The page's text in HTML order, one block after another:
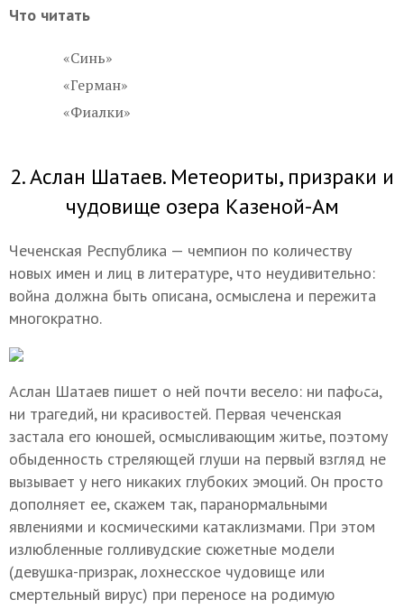
Что читать
«Синь»
«Герман»
«Фиалки»
2. Аслан Шатаев. Метеориты, призраки и
чудовище озера Казеной-Ам
Чеченская Республика — чемпион по количеству
новых имен и лиц в литературе, что неудивительно:
война должна быть описана, осмыслена и пережита
многократно.
Аслан Шатаев пишет о ней почти весело: ни пафоса,
ни трагедий, ни красивостей. Первая чеченская
застала его юношей, осмысливающим житье, поэтому
обыденность стреляющей глуши на первый взгляд не
вызывает у него никаких глубоких эмоций. Он просто
дополняет ее, скажем так, паранормальными
явлениями и космическими катаклизмами. При этом
излюбленные голливудские сюжетные модели
(девушка-призрак, лохнесское чудовище или
смертельный вирус) при переносе на родимую